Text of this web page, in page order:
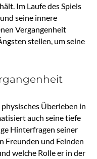
Im Laufe des Spiels
seine innere
Vergangenheit
stellen, um seine
Überleben in
auch seine tiefe
Hinterfragen seiner
Freunden und Feinden
welche Rolle er in der